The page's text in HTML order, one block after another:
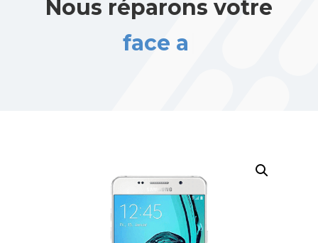
Nous réparons votre
face arrièr